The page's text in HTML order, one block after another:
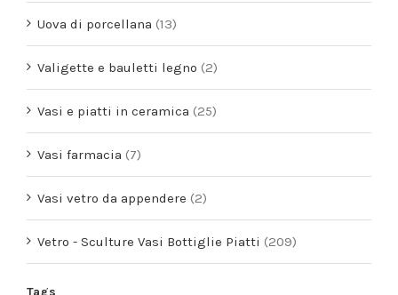
Uova di porcellana (13)
Valigette e bauletti legno (2)
Vasi e piatti in ceramica (25)
Vasi farmacia (7)
Vasi vetro da appendere (2)
Vetro - Sculture Vasi Bottiglie Piatti (209)
Tags